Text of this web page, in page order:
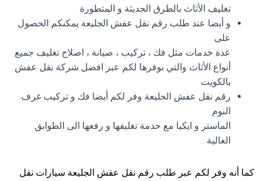
تغليف الأثاث بالطرق الحديثة و المتطورة .
و أيضا عند طلب رقم نقل عفش الجليعة يمكنكم الحصول
على
عدة خدمات مثل فك ، تركيب ، صيانة ، اصلاح تغليف جميع
أنواع الأثاث والتي نوفرها لكم عبر افضل شركة نقل عفش
بالكويت
رقم نقل عفش الجليعة وفر لكم أيضا فك و تركيب غرف
النوم
الماستر و ايكيا مع خدمة تغليفها و رفعها الى الطوابق
العالية .
كما أنه وفر لكم عبر طلب رقم نقل عفش الجليعة سيارات نقل